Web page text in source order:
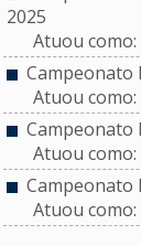
2025
Atuou como:
Campeonato
Atuou como:
Campeonato
Atuou como:
Campeonato
Atuou como: